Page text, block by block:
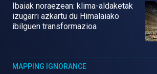
Ibaiak noraezean: klima-aldaketak
izugarri azkartu du Himalaiako
ibilguen transformazioa
MAPPING IGNORANCE